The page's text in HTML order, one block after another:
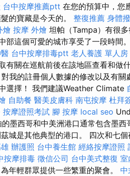
台中按摩推薦ptt 在您的預算中，您
的寶藏是今天的。 整復推薦 身體
燴 按摩 外燴 坦帕（Tampa）有很
部這個可愛的城市享受了一段時間。
台中按摩排毒ptt 老人養護 單人房
有關在巡航前後在該地區查看和做
我的註冊個人數據的修改以及有關
選擇！ 我們建議Weather Climate
自助餐 醫美皮膚科 南屯按摩 杜拜
按摩證照考試 腳 按摩 local seo
墨西哥和中美洲港口通常包含墨西
城是其他典型的港口。 四次和七
辦護照 台中養生館 經絡按摩證照
按摩排毒 徵信公司 台中美式整復 室
年輕群眾提供一些繁重的聚會。 中